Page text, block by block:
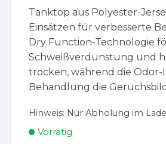
Tanktop aus Polyester-
Einsätzen für verbesserte
Dry Function-Technologie
Schweißverdunstung und
trocken, während die Odor-
Behandlung die
Hinweis: Nur Abholung im
Vorrätig